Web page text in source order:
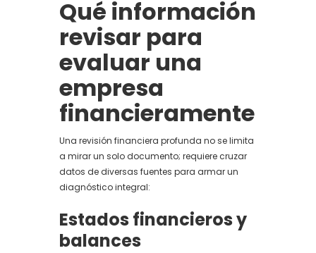
Qué información
revisar para
evaluar una
empresa
financieramente
Una revisión financiera profunda no se limita
a mirar un solo documento; requiere cruzar
datos de diversas fuentes para armar un
diagnóstico integral:
Estados financieros y
balances